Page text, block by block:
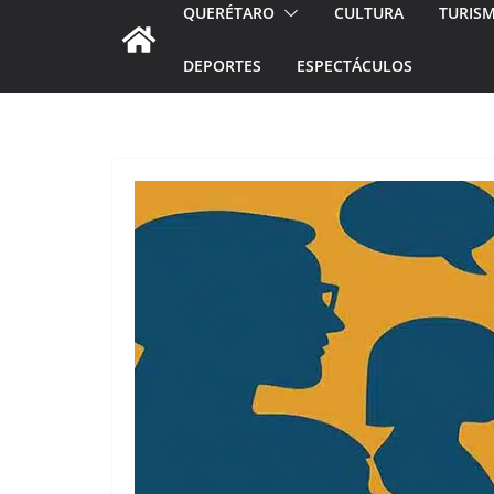
QUERÉTARO CULTURA
DEPORTES ESPECTÁCULOS